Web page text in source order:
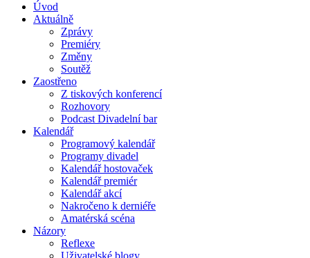
Úvod
Aktuálně
Zprávy
Premiéry
Změny
Soutěž
Zaostřeno
Z tiskových konferencí
Rozhovory
Podcast Divadelní bar
Kalendář
Programový kalendář
Programy divadel
Kalendář hostovaček
Kalendář premiér
Kalendář akcí
Nakročeno k derniéře
Amatérská scéna
Názory
Reflexe